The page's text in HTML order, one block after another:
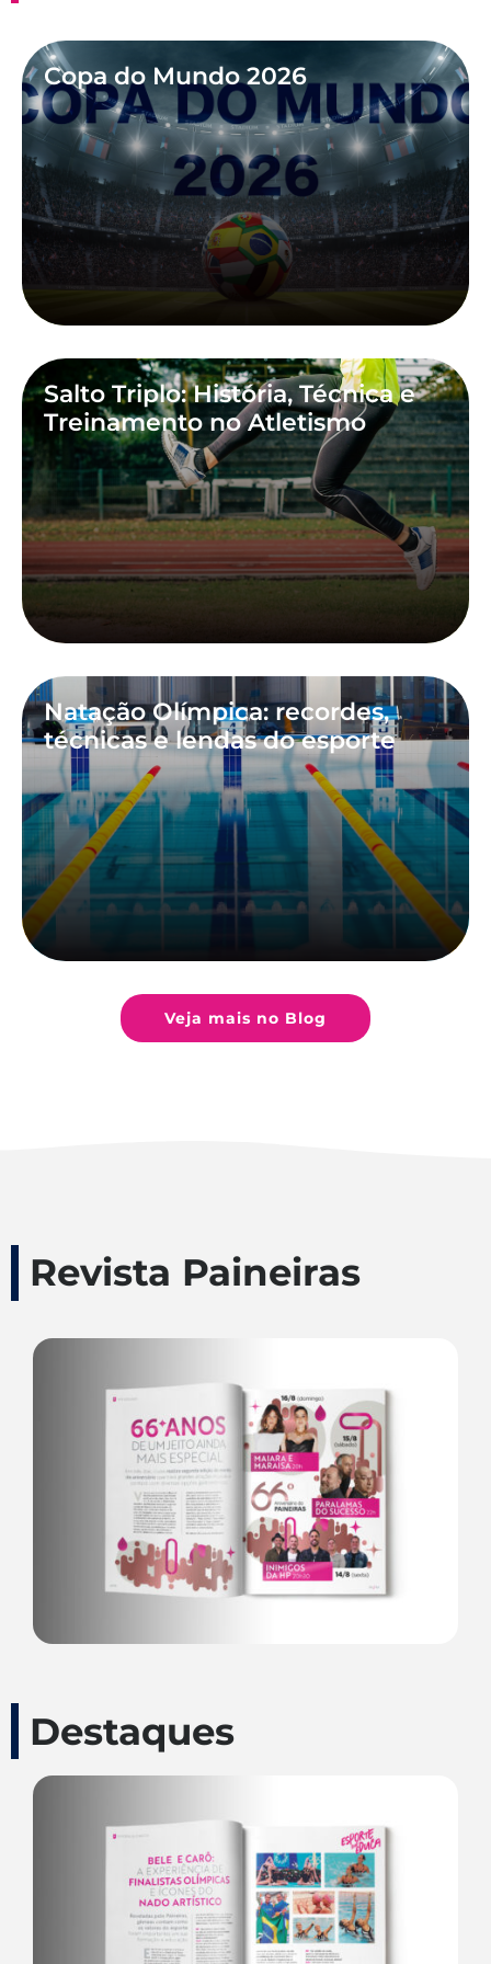
Copa do Mundo 2026
Salto Triplo: História, Técnica e
Treinamento no Atletismo
Natação Olímpica: recordes,
técnicas e lendas do esporte
Veja mais no Blog
Revista Paineiras
Destaques